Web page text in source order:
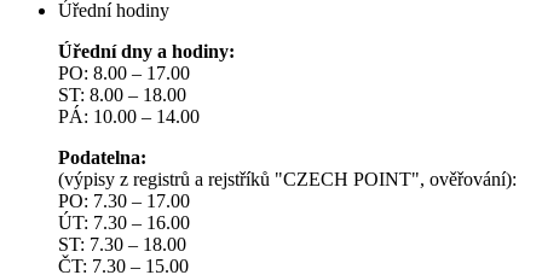
Úřední hodiny
Úřední dny a hodiny:
PO: 8.00 – 17.00
ST: 8.00 – 18.00
PÁ: 10.00 – 14.00
Podatelna:
(výpisy z registrů a rejstříků "CZECH POINT", ověřování):
PO: 7.30 – 17.00
ÚT: 7.30 – 16.00
ST: 7.30 – 18.00
ČT: 7.30 – 15.00